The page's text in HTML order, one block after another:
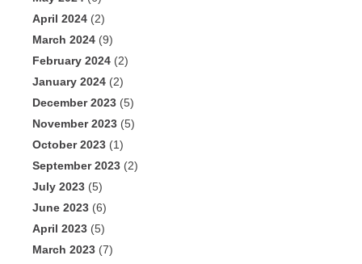
April 2024 (2)
March 2024 (9)
February 2024 (2)
January 2024 (2)
December 2023 (5)
November 2023 (5)
October 2023 (1)
September 2023 (2)
July 2023 (5)
June 2023 (6)
April 2023 (5)
March 2023 (7)